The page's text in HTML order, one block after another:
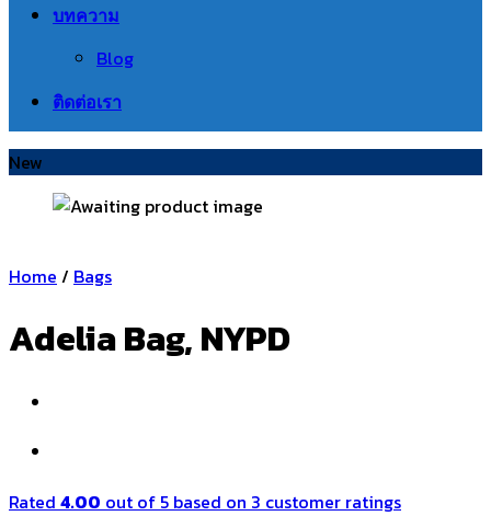
บทความ
Blog
ติดต่อเรา
New
Home / Bags
Adelia Bag, NYPD
Rated 4.00 out of 5 based on 3 customer ratings